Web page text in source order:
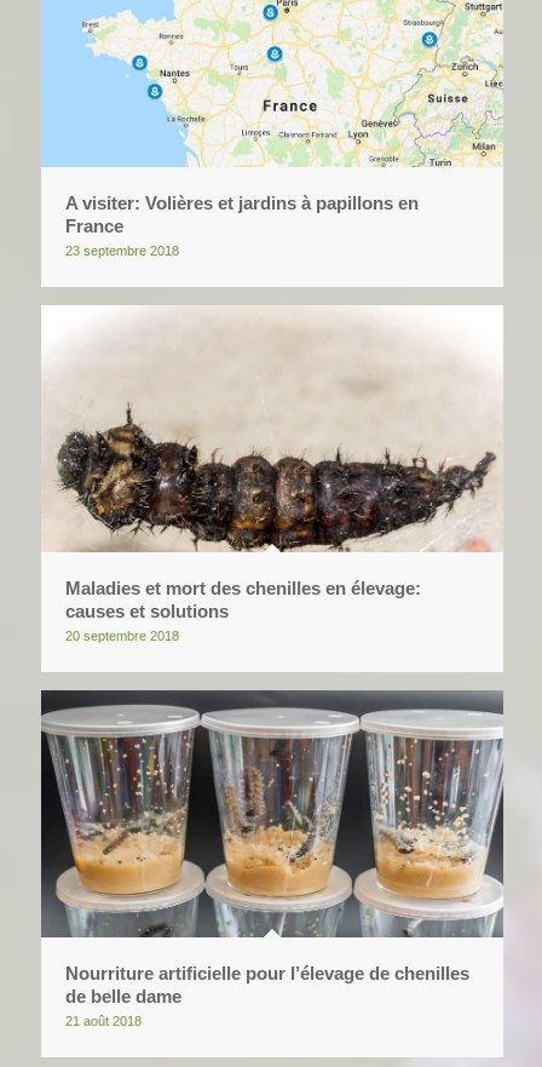
A visiter: Volières et jardins à papillons en
France
23 septembre 2018
Maladies et mort des chenilles en élevage:
causes et solutions
20 septembre 2018
Nourriture artificielle pour l’élevage de chenilles
de belle dame
21 août 2018